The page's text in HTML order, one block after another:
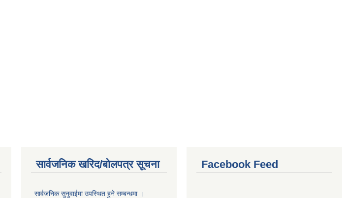
सार्वजनिक खरिद/बोलपत्र सूचना
सार्वजनिक सुनुवाईमा उपस्थित हुने सम्बन्धमा ।
Facebook Feed